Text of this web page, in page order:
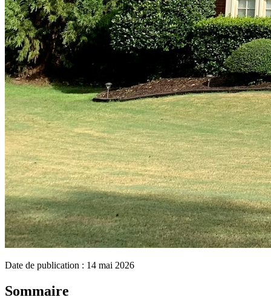
Date de publication : 14 mai 2026
Sommaire